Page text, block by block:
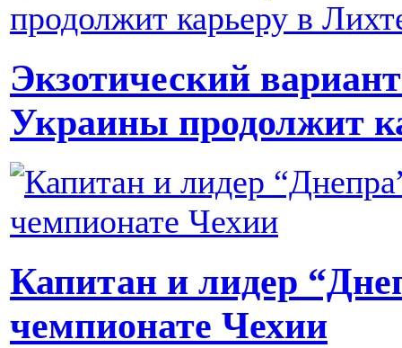
Экзотический
Украины продолжит
Капитан и лидер
чемпионате Чехии